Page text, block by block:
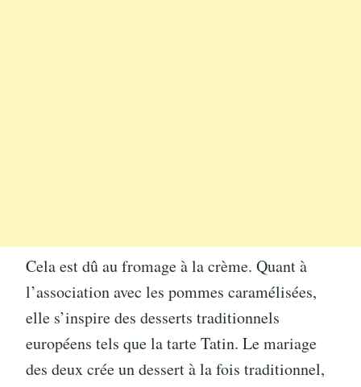
Cela est dû au fromage à la crème. Quant à
l’association avec les pommes caramélisées,
elle s’inspire des desserts traditionnels
européens tels que la tarte Tatin. Le mariage
des deux crée un dessert à la fois traditionnel,